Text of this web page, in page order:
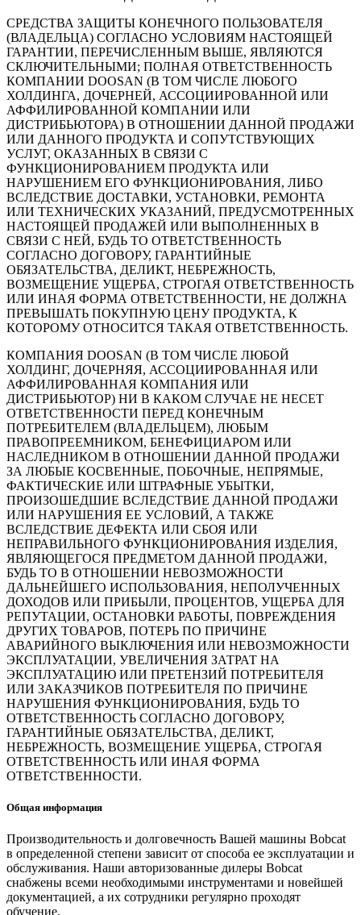
СРЕДСТВА ЗАЩИТЫ КОНЕЧНОГО ПОЛЬЗОВАТЕЛЯ
(ВЛАДЕЛЬЦА) СОГЛАСНО УСЛОВИЯМ НАСТОЯЩЕЙ
ГАРАНТИИ, ПЕРЕЧИСЛЕННЫМ ВЫШЕ, ЯВЛЯЮТСЯ
СКЛЮЧИТЕЛЬНЫМИ; ПОЛНАЯ ОТВЕТСТВЕННОСТЬ
КОМПАНИИ DOOSAN (В ТОМ ЧИСЛЕ ЛЮБОГО
ХОЛДИНГА, ДОЧЕРНЕЙ, АССОЦИИРОВАННОЙ ИЛИ
АФФИЛИРОВАННОЙ КОМПАНИИ ИЛИ
ДИСТРИБЬЮТОРА) В ОТНОШЕНИИ ДАННОЙ ПРОДАЖИ
ИЛИ ДАННОГО ПРОДУКТА И СОПУТСТВУЮЩИХ
УСЛУГ, ОКАЗАННЫХ В СВЯЗИ С
ФУНКЦИОНИРОВАНИЕМ ПРОДУКТА ИЛИ
НАРУШЕНИЕМ ЕГО ФУНКЦИОНИРОВАНИЯ, ЛИБО
ВСЛЕДСТВИЕ ДОСТАВКИ, УСТАНОВКИ, РЕМОНТА
ИЛИ ТЕХНИЧЕСКИХ УКАЗАНИЙ, ПРЕДУСМОТРЕННЫХ
НАСТОЯЩЕЙ ПРОДАЖЕЙ ИЛИ ВЫПОЛНЕННЫХ В
СВЯЗИ С НЕЙ, БУДЬ ТО ОТВЕТСТВЕННОСТЬ
СОГЛАСНО ДОГОВОРУ, ГАРАНТИЙНЫЕ
ОБЯЗАТЕЛЬСТВА, ДЕЛИКТ, НЕБРЕЖНОСТЬ,
ВОЗМЕЩЕНИЕ УЩЕРБА, СТРОГАЯ ОТВЕТСТВЕННОСТЬ
ИЛИ ИНАЯ ФОРМА ОТВЕТСТВЕННОСТИ, НЕ ДОЛЖНА
ПРЕВЫШАТЬ ПОКУПНУЮ ЦЕНУ ПРОДУКТА, К
КОТОРОМУ ОТНОСИТСЯ ТАКАЯ ОТВЕТСТВЕННОСТЬ.
КОМПАНИЯ DOOSAN (В ТОМ ЧИСЛЕ ЛЮБОЙ
ХОЛДИНГ, ДОЧЕРНЯЯ, АССОЦИИРОВАННАЯ ИЛИ
АФФИЛИРОВАННАЯ КОМПАНИЯ ИЛИ
ДИСТРИБЬЮТОР) НИ В КАКОМ СЛУЧАЕ НЕ НЕСЕТ
ОТВЕТСТВЕННОСТИ ПЕРЕД КОНЕЧНЫМ
ПОТРЕБИТЕЛЕМ (ВЛАДЕЛЬЦЕМ), ЛЮБЫМ
ПРАВОПРЕЕМНИКОМ, БЕНЕФИЦИАРОМ ИЛИ
НАСЛЕДНИКОМ В ОТНОШЕНИИ ДАННОЙ ПРОДАЖИ
ЗА ЛЮБЫЕ КОСВЕННЫЕ, ПОБОЧНЫЕ, НЕПРЯМЫЕ,
ФАКТИЧЕСКИЕ ИЛИ ШТРАФНЫЕ УБЫТКИ,
ПРОИЗОШЕДШИЕ ВСЛЕДСТВИЕ ДАННОЙ ПРОДАЖИ
ИЛИ НАРУШЕНИЯ ЕЕ УСЛОВИЙ, А ТАКЖЕ
ВСЛЕДСТВИЕ ДЕФЕКТА ИЛИ СБОЯ ИЛИ
НЕПРАВИЛЬНОГО ФУНКЦИОНИРОВАНИЯ ИЗДЕЛИЯ,
ЯВЛЯЮЩЕГОСЯ ПРЕДМЕТОМ ДАННОЙ ПРОДАЖИ,
БУДЬ ТО В ОТНОШЕНИИ НЕВОЗМОЖНОСТИ
ДАЛЬНЕЙШЕГО ИСПОЛЬЗОВАНИЯ, НЕПОЛУЧЕННЫХ
ДОХОДОВ ИЛИ ПРИБЫЛИ, ПРОЦЕНТОВ, УЩЕРБА ДЛЯ
РЕПУТАЦИИ, ОСТАНОВКИ РАБОТЫ, ПОВРЕЖДЕНИЯ
ДРУГИХ ТОВАРОВ, ПОТЕРЬ ПО ПРИЧИНЕ
АВАРИЙНОГО ВЫКЛЮЧЕНИЯ ИЛИ НЕВОЗМОЖНОСТИ
ЭКСПЛУАТАЦИИ, УВЕЛИЧЕНИЯ ЗАТРАТ НА
ЭКСПЛУАТАЦИЮ ИЛИ ПРЕТЕНЗИЙ ПОТРЕБИТЕЛЯ
ИЛИ ЗАКАЗЧИКОВ ПОТРЕБИТЕЛЯ ПО ПРИЧИНЕ
НАРУШЕНИЯ ФУНКЦИОНИРОВАНИЯ, БУДЬ ТО
ОТВЕТСТВЕННОСТЬ СОГЛАСНО ДОГОВОРУ,
ГАРАНТИЙНЫЕ ОБЯЗАТЕЛЬСТВА, ДЕЛИКТ,
НЕБРЕЖНОСТЬ, ВОЗМЕЩЕНИЕ УЩЕРБА, СТРОГАЯ
ОТВЕТСТВЕННОСТЬ ИЛИ ИНАЯ ФОРМА
ОТВЕТСТВЕННОСТИ.
Общая информация
Производительность и долговечность Вашей машины Bobcat
в определенной степени зависит от способа ее эксплуатации и
обслуживания. Наши авторизованные дилеры Bobcat
снабжены всеми необходимыми инструментами и новейшей
документацией, а их сотрудники регулярно проходят
обучение.